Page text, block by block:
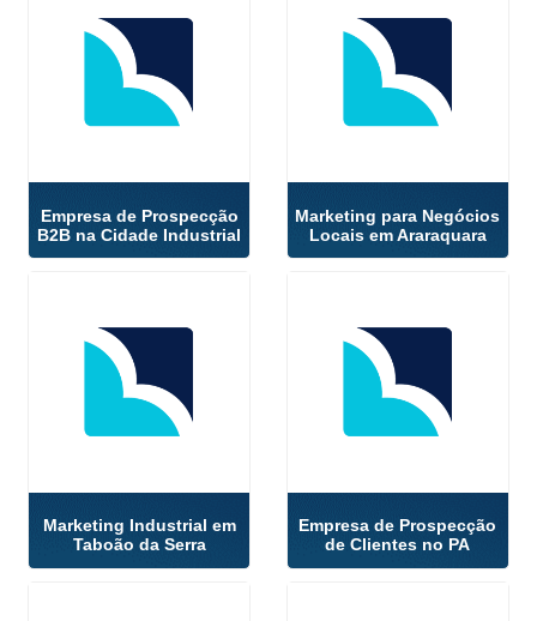
Empresa de Prospecção
B2B na Cidade Industrial
Marketing para Negócios
Locais em Araraquara
Marketing Industrial em
Taboão da Serra
Empresa de Prospecção
de Clientes no PA